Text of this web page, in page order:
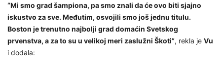
“Mi smo grad šampiona, pa smo znali da će ovo biti sjajno
iskustvo za sve. Međutim, osvojili smo još jednu titulu.
Boston je trenutno najbolji grad domaćin Svetskog
prvenstva, a za to su u velikoj meri zaslužni Škoti”, rekla je Vu
i dodala: